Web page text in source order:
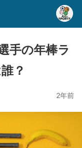
手の年棒ラ
？
2年前